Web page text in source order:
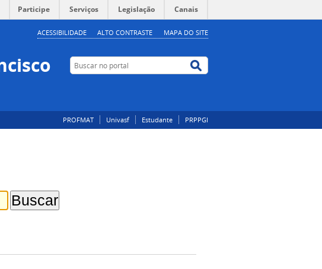
Participe Serviços Legislação Canais
ACESSIBILIDADE ALTO CONTRASTE MAPA DO SITE
Buscar no portal
PROFMAT Univasf Estudante PRPPGI